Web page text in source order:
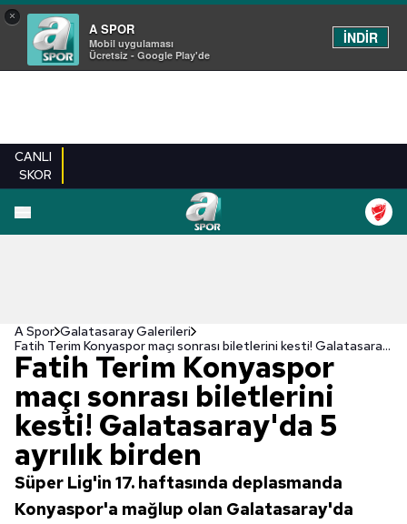
×
A SPOR
Mobil uygulaması
Ücretsiz - Google Play'de
İNDİR
CANLI
SKOR
EN YENILER
A Spor Galatasaray Galerileri
Fatih Terim Konyaspor maçı sonrası biletlerini kesti! Galatasaray'da 5 ayrılık birden
Fatih Terim Konyaspor
maçı sonrası biletlerini
kesti! Galatasaray'da 5
ayrılık birden
Süper Lig'in 17. haftasında deplasmanda
Konyaspor'a mağlup olan Galatasaray'da